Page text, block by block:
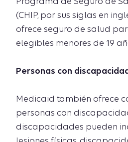
(CHIP, por sus siglas en
ofrece seguro de salud
elegibles menores de 19
Personas con
Medicaid también ofrece
personas con
discapacidades pueden